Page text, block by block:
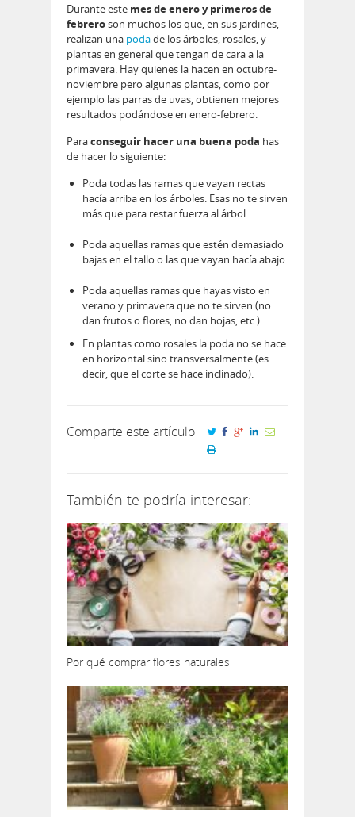
Durante este mes de enero y primeros de
febreroson muchos los que, en sus jardines,
realizan una podade los árboles, rosales, y
plantas en general que tengan de cara a la
primavera. Hay quienes la hacen en octubre-
noviembre pero algunas plantas, como por
ejemplo las parras de uvas, obtienen mejores
resultados podándose en enero-febrero.
Paraconseguir hacer una buena poda has
de hacer lo siguiente:
Poda todas las ramas que vayan rectas
hacía arriba en los árboles. Esas no te sirven
más que para restar fuerza al árbol.
Poda aquellas ramas que estén demasiado
bajas en el tallo o las que vayan hacía abajo.
Poda aquellas ramas que hayas visto en
verano y primavera que no te sirven (no
dan frutos o flores, no dan hojas, etc.).
En plantas como rosales la poda no se hace
en horizontal sino transversalmente (es
decir, que el corte se hace inclinado).
Comparte este artículo
También te podría interesar:
Por qué comprar flores naturales